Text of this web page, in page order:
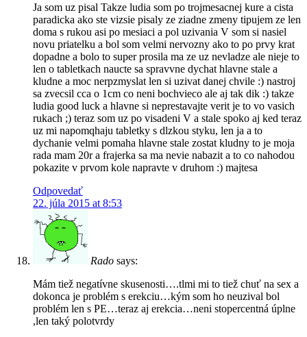
Ja som uz pisal Takze ludia som po trojmesacnej kure a cista
paradicka ako ste vizsie pisaly ze ziadne zmeny tipujem ze len
doma s rukou asi po mesiaci a pol uzivania V som si nasiel
novu priatelku a bol som velmi nervozny ako to po prvy krat
dopadne a bolo to super prosila ma ze uz nevladze ale nieje to
len o tabletkach naucte sa spravvne dychat hlavne stale a
kludne a moc nerpzmyslat len si uzivat danej chvile :) nastroj
sa zvecsil cca o 1cm co neni bochvieco ale aj tak dik :) takze
ludia good luck a hlavne si neprestavajte verit je to vo vasich
rukach ;) teraz som uz po visadeni V a stale spoko aj ked teraz
uz mi napomqhaju tabletky s dlzkou styku, len ja a to
dychanie velmi pomaha hlavne stale zostat kludny to je moja
rada mam 20r a frajerka sa ma nevie nabazit a to co nahodou
pokazite v prvom kole napravte v druhom :) majtesa
Odpovedať
22. júla 2015 at 8:53
Rado says:
Mám tiež negatívne skusenosti….tlmi mi to tiež chuť na sex a
dokonca je problém s erekciu…kým som ho neuzival bol
problém len s PE…teraz aj erekcia…neni stopercentná úplne
,len taký polotvrdy